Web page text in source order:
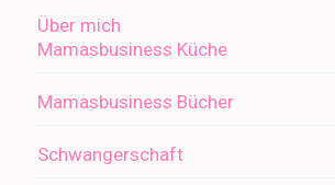
Über mich
Mamasbusiness Küche
Mamasbusiness Bücher
Schwangerschaft